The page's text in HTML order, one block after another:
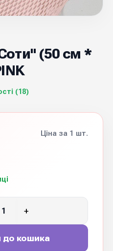
(50 см *
(18)
Ціна за 1 шт.
+
до кошика